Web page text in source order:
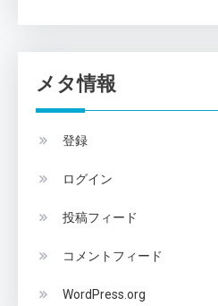
メタ情報
登録
ログイン
投稿フィード
コメントフィード
WordPress.org